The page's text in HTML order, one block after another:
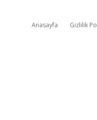
Anasayfa Gizlilik